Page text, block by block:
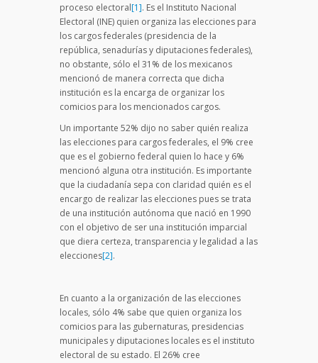
proceso electoral[1]. Es el Instituto Nacional
Electoral (INE) quien organiza las elecciones para
los cargos federales (presidencia de la
república, senadurías y diputaciones federales),
no obstante, sólo el 31% de los mexicanos
mencionó de manera correcta que dicha
institución es la encarga de organizar los
comicios para los mencionados cargos.
Un importante 52% dijo no saber quién realiza
las elecciones para cargos federales, el 9% cree
que es el gobierno federal quien lo hace y 6%
mencionó alguna otra institución. Es importante
que la ciudadanía sepa con claridad quién es el
encargo de realizar las elecciones pues se trata
de una institución autónoma que nació en 1990
con el objetivo de ser una institución imparcial
que diera certeza, transparencia y legalidad a las
elecciones[2].
En cuanto a la organización de las elecciones
locales, sólo 4% sabe que quien organiza los
comicios para las gubernaturas, presidencias
municipales y diputaciones locales es el instituto
electoral de su estado. El 26% cree